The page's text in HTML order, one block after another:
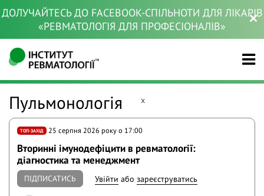
ДОЛУЧАЙТЕСЬ ДО FACEBOOK-СПІЛЬНОТИ ДЛЯ ЛІКАРІВ
«РЕВМАТОЛОГІЯ ДЛЯ ПРОФЕСІОНАЛІВ»
Пульмонологія x
ТОП-ЗАХІД 25 серпня 2026 року o 17:00
Вторинні імунодефіцити в ревматології:
діагностика та менеджмент
ПІДПИСАТИСЬ Увійти або зареєструватись